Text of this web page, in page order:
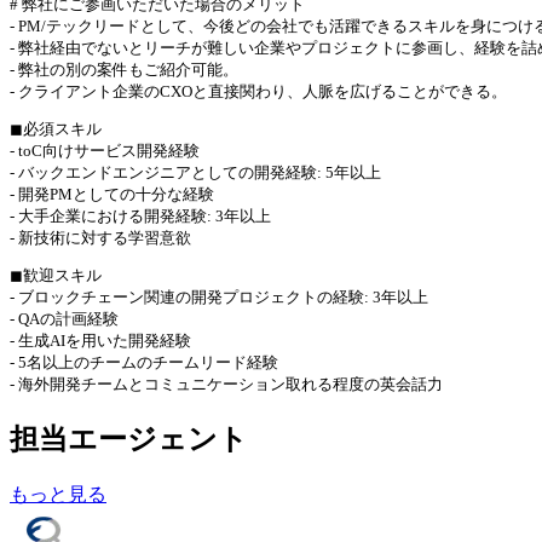
# 弊社にご参画いただいた場合のメリット
- PM/テックリードとして、今後どの会社でも活躍できるスキルを身につけ
- 弊社経由でないとリーチが難しい企業やプロジェクトに参画し、経験を詰
- 弊社の別の案件もご紹介可能。
- クライアント企業のCXOと直接関わり、人脈を広げることができる。
◼︎必須スキル
- toC向けサービス開発経験
- バックエンドエンジニアとしての開発経験: 5年以上
- 開発PMとしての十分な経験
- 大手企業における開発経験: 3年以上
- 新技術に対する学習意欲
◼︎歓迎スキル
- ブロックチェーン関連の開発プロジェクトの経験: 3年以上
- QAの計画経験
- 生成AIを用いた開発経験
- 5名以上のチームのチームリード経験
- 海外開発チームとコミュニケーション取れる程度の英会話力
担当エージェント
もっと見る